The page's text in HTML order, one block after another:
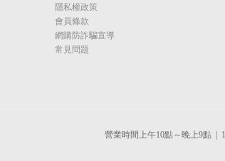
隱私權政策
會員條款
網購防詐騙宣導
常見問題
營業時間上午10點～晚上9點 |